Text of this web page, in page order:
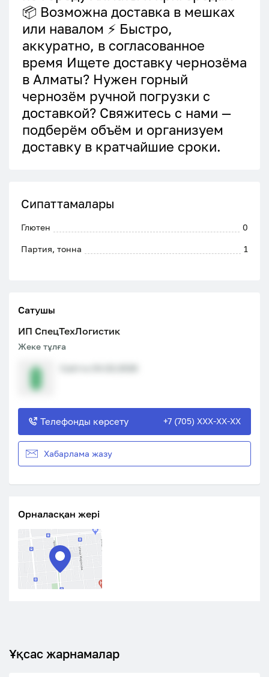
📦 Возможна доставка в мешках
или навалом ⚡ Быстро,
аккуратно, в согласованное
время Ищете доставку чернозёма
в Алматы? Нужен горный
чернозём ручной погрузки с
доставкой? Свяжитесь с нами —
подберём объём и организуем
доставку в кратчайшие сроки.
Сипаттамалары
Глютен 0
Партия, тонна 1
Сатушы
ИП СпецТехЛогистик
Жеке тұлға
Телефонды көрсету +7 (705) XXX-XX-XX
Хабарлама жазу
Орналасқан жері
Ұқсас жарнамалар